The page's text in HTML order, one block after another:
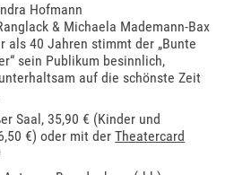
Hofmann
& Michaela Mademann-Bax
als 40 Jahren stimmt der „Bunte
sein Publikum besinnlich,
auf die schönste Zeit
Saal , 35,90 € (Kinder und
€) oder mit derTheatercard